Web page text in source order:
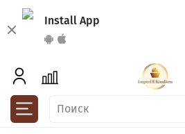
Install App